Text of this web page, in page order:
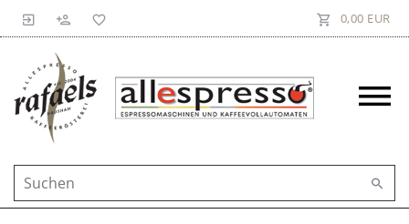
0,00 EUR